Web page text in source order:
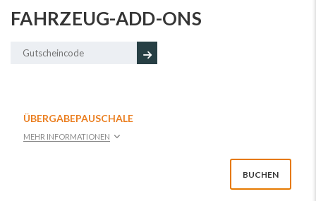
FAHRZEUG-ADD-ONS
ÜBERGABEPAUSCHALE
MEHR INFORMATIONEN
BUCHEN